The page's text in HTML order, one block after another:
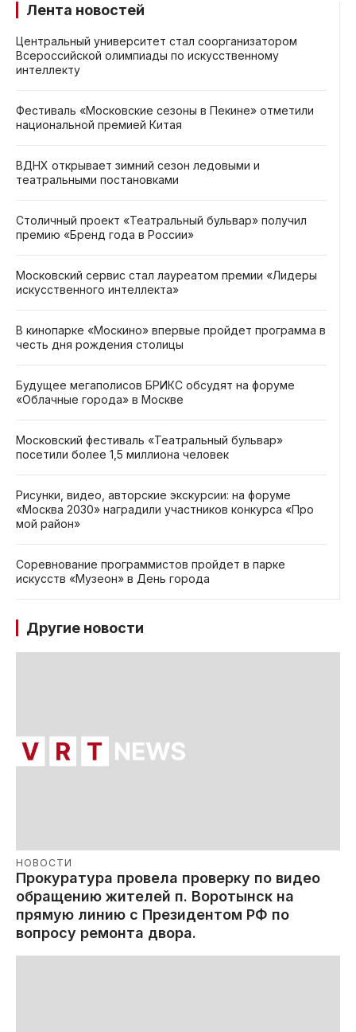
Лента новостей
Центральный университет стал соорганизатором
Всероссийской олимпиады по искусственному
интеллекту
Фестиваль «Московские сезоны в Пекине» отметили
национальной премией Китая
ВДНХ открывает зимний сезон ледовыми и
театральными постановками
Столичный проект «Театральный бульвар» получил
премию «Бренд года в России»
Московский сервис стал лауреатом премии «Лидеры
искусственного интеллекта»
В кинопарке «Москино» впервые пройдет программа в
честь дня рождения столицы
Будущее мегаполисов БРИКС обсудят на форуме
«Облачные города» в Москве
Московский фестиваль «Театральный бульвар»
посетили более 1,5 миллиона человек
Рисунки, видео, авторские экскурсии: на форуме
«Москва 2030» наградили участников конкурса «Про
мой район»
Соревнование программистов пройдет в парке
искусств «Музеон» в День города
Другие новости
НОВОСТИ
Прокуратура провела проверку по видео
обращению жителей п. Воротынск на
прямую линию с Президентом РФ по
вопросу ремонта двора.